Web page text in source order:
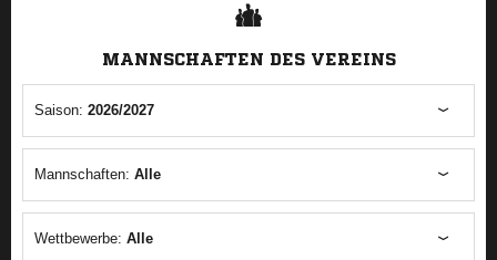
MANNSCHAFTEN DES VEREINS
Saison: 2026/2027
Mannschaften: Alle
Wettbewerbe: Alle